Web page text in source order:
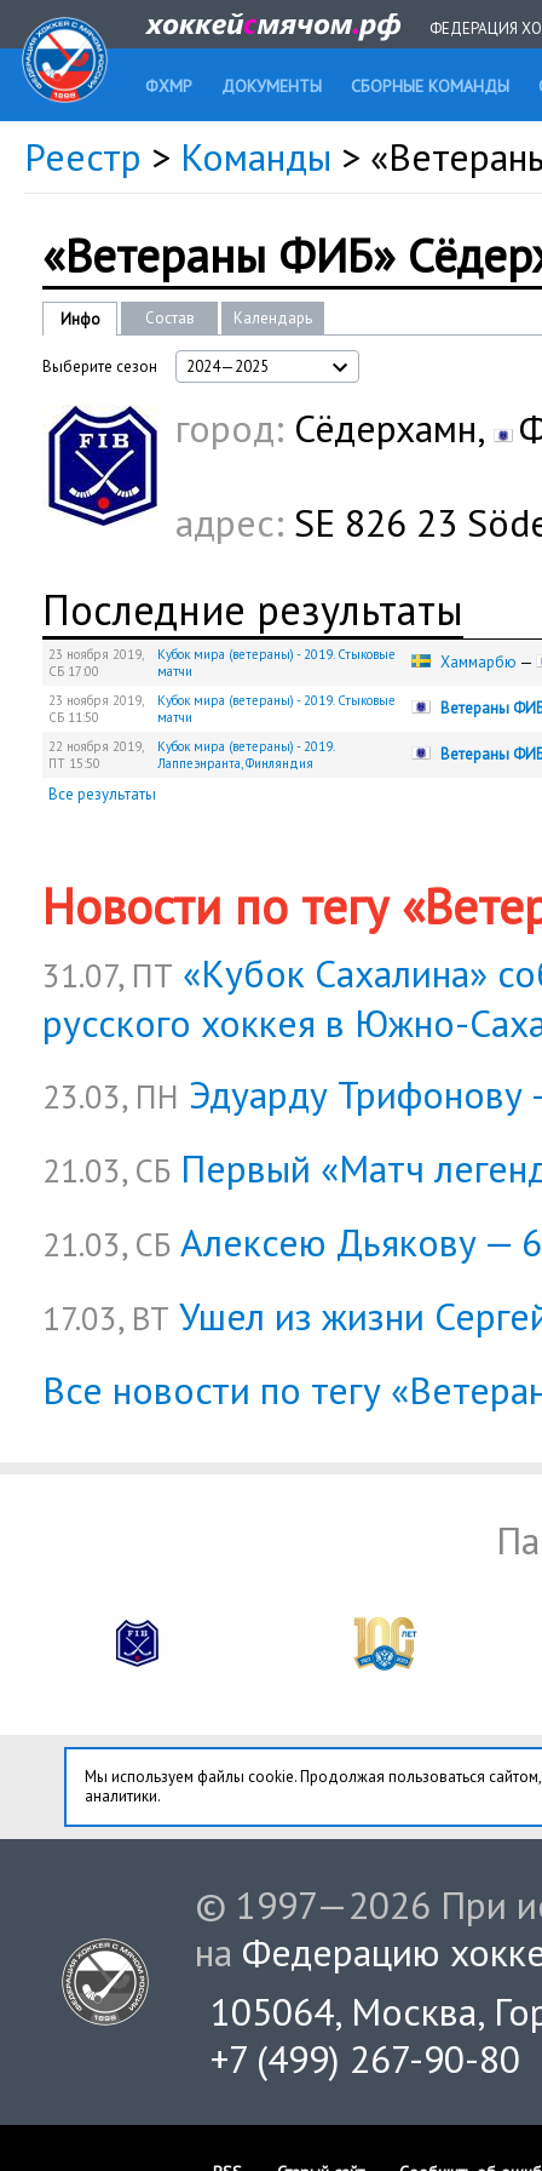
ФЕДЕРАЦИЯ
ФХМР ДОКУМЕНТЫ СБОРНЫЕ КОМАНДЫ
Реестр > Команды >
«Ветераны ФИБ»
Инфо Состав Календарь
Выберите сезон 2024—2025
город: Сёдерхамн,
адрес: SE 826 23
Последние результаты
23 ноября 2019,
СБ 17:00
Кубок мира (ветераны) - 2019. Стыковые
матчи
Хаммарбю —
23 ноября 2019,
СБ 11:50
Кубок мира (ветераны) - 2019. Стыковые
матчи
Ветераны ФИБ
22 ноября 2019,
ПТ 15:50
Кубок мира (ветераны) - 2019.
Лаппеэнранта, Финляндия
Ветераны ФИБ
Все результаты
Новости по тегу
31.07, ПТ «Кубок Сахалина»
русского хоккея в Южно-
23.03, ПН Эдуарду Трифонову
21.03, СБ Первый «Матч
21.03, СБ Алексею Дьякову —
17.03, ВТ Ушел из жизни
Все новости по тегу
Мы используем файлы cookie. Продолжая пользоваться
аналитики.
© 1997—2026 При
на Федерацию
105064, Москва,
+7 (499) 267-90-80